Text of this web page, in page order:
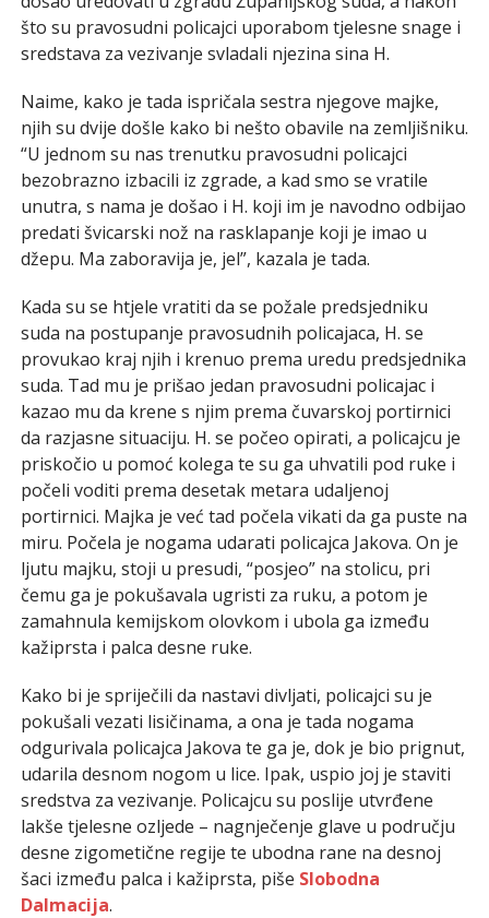
što su pravosudni policajci uporabom tjelesne snage i
sredstava za vezivanje svladali njezina sina H.
Naime, kako je tada ispričala sestra njegove majke,
njih su dvije došle kako bi nešto obavile na zemljišniku.
“U jednom su nas trenutku pravosudni policajci
bezobrazno izbacili iz zgrade, a kad smo se vratile
unutra, s nama je došao i H. koji im je navodno odbijao
predati švicarski nož na rasklapanje koji je imao u
džepu. Ma zaboravija je, jel”, kazala je tada.
Kada su se htjele vratiti da se požale predsjedniku
suda na postupanje pravosudnih policajaca, H. se
provukao kraj njih i krenuo prema uredu predsjednika
suda. Tad mu je prišao jedan pravosudni policajac i
kazao mu da krene s njim prema čuvarskoj portirnici
da razjasne situaciju. H. se počeo opirati, a policajcu je
priskočio u pomoć kolega te su ga uhvatili pod ruke i
počeli voditi prema desetak metara udaljenoj
portirnici. Majka je već tad počela vikati da ga puste na
miru. Počela je nogama udarati policajca Jakova. On je
ljutu majku, stoji u presudi, “posjeo” na stolicu, pri
čemu ga je pokušavala ugristi za ruku, a potom je
zamahnula kemijskom olovkom i ubola ga između
kažiprsta i palca desne ruke.
Kako bi je spriječili da nastavi divljati, policajci su je
pokušali vezati lisičinama, a ona je tada nogama
odgurivala policajca Jakova te ga je, dok je bio prignut,
udarila desnom nogom u lice. Ipak, uspio joj je staviti
sredstva za vezivanje. Policajcu su poslije utvrđene
lakše tjelesne ozljede – nagnječenje glave u području
desne zigometične regije te ubodna rane na desnoj
šaci između palca i kažiprsta, piše Slobodna
Dalmacija.